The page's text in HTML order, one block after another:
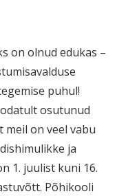
on olnud edukas –
puhul!
osutunud
meil on veel vabu
ja
1. juulist kuni 16.
Põhikooli